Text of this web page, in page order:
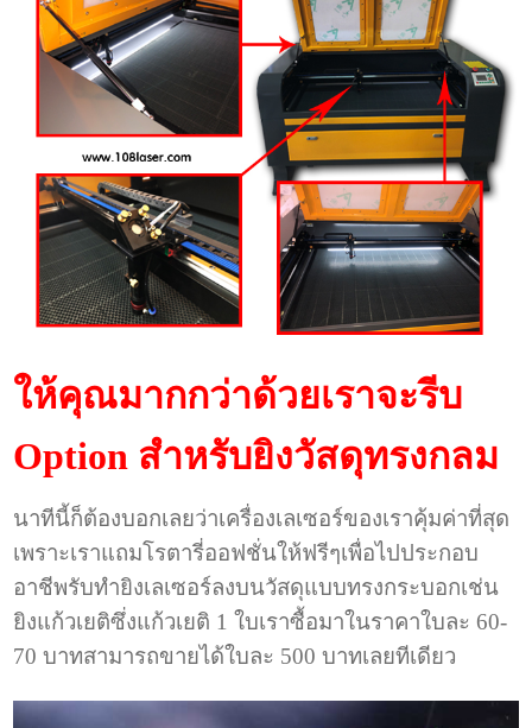
ให้คุณมากกว่าด้วยเราจะรีบ
Option สำหรับยิงวัสดุทรงกลม
นาทีนี้ก็ต้องบอกเลยว่าเครื่องเลเซอร์ของเราคุ้มค่าที่สุด
เพราะเราแถมโรตารี่ออฟชั่นให้ฟรีๆเพื่อไปประกอบ
อาชีพรับทำยิงเลเซอร์ลงบนวัสดุแบบทรงกระบอกเช่น
ยิงแก้วเยติซึ่งแก้วเยติ 1 ใบเราซื้อมาในราคาใบละ 60-
70 บาทสามารถขายได้ใบละ 500 บาทเลยทีเดียว